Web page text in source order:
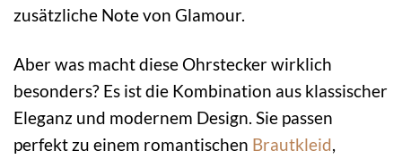
zusätzliche Note von Glamour.
Aber was macht diese Ohrstecker wirklich
besonders? Es ist die Kombination aus klassischer
Eleganz und modernem Design. Sie passen
perfekt zu einem romantischen Brautkleid